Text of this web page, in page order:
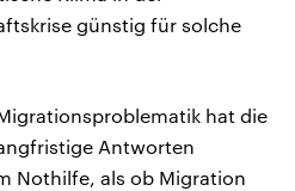
günstig für solche
hat die
Antworten
Nothilfe, als ob Migration